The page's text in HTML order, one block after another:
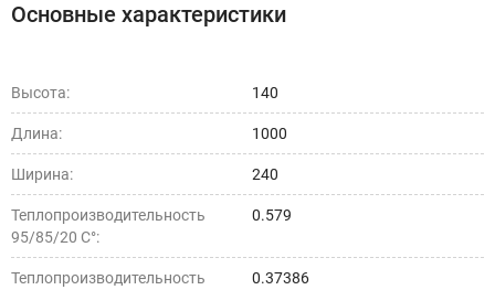
Основные характеристики
Высота: 140
Длина: 1000
Ширина: 240
Теплопроизводительность
95/85/20 С°:
0.579
Теплопроизводительность
0.37386